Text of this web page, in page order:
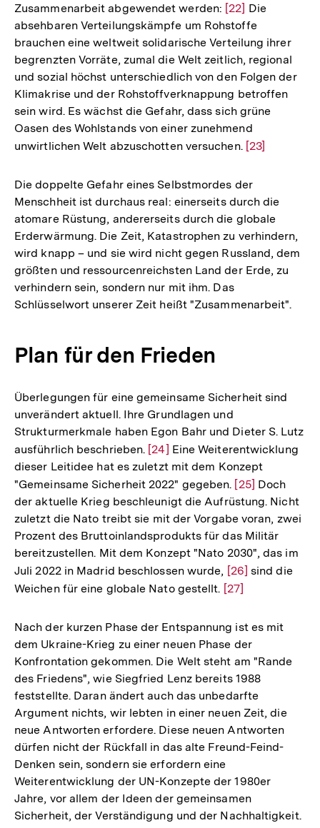
Zusammenarbeit abgewendet werden: Zur
Auflösung
der
Fußnote
[22] Die
absehbaren Verteilungskämpfe um Rohstoffe
brauchen eine weltweit solidarische Verteilung ihrer
begrenzten Vorräte, zumal die Welt zeitlich, regional
und sozial höchst unterschiedlich von den Folgen der
Klimakrise und der Rohstoffverknappung betroffen
sein wird. Es wächst die Gefahr, dass sich grüne
Oasen des Wohlstands von einer zunehmend
unwirtlichen Welt abzuschotten versuchen. Zur
der
Fußnote
[23]
Die doppelte Gefahr eines Selbstmordes der
Menschheit ist durchaus real: einerseits durch die
atomare Rüstung, andererseits durch die globale
Erderwärmung. Die Zeit, Katastrophen zu verhindern,
wird knapp – und sie wird nicht gegen Russland, dem
größten und ressourcenreichsten Land der Erde, zu
verhindern sein, sondern nur mit ihm. Das
Schlüsselwort unserer Zeit heißt "Zusammenarbeit".
Plan für den Frieden
Überlegungen für eine gemeinsame Sicherheit sind
unverändert aktuell. Ihre Grundlagen und
Strukturmerkmale haben Egon Bahr und Dieter S. Lutz
ausführlich beschrieben. Zur
Auflösung
der
Fußnote
[24] Eine Weiterentwicklung
dieser Leitidee hat es zuletzt mit dem Konzept
"Gemeinsame Sicherheit 2022" gegeben. Zur
Auflösung
der
Fußnote
[25] Doch
der aktuelle Krieg beschleunigt die Aufrüstung. Nicht
zuletzt die Nato treibt sie mit der Vorgabe voran, zwei
Prozent des Bruttoinlandsprodukts für das Militär
bereitzustellen. Mit dem Konzept "Nato 2030", das im
Juli 2022 in Madrid beschlossen wurde, Zur
Auflösung
Fußnote
[26] sind die
Weichen für eine globale Nato gestellt. Zur
der
Fußnote
[27]
Nach der kurzen Phase der Entspannung ist es mit
dem Ukraine-Krieg zu einer neuen Phase der
Konfrontation gekommen. Die Welt steht am "Rande
des Friedens", wie Siegfried Lenz bereits 1988
feststellte. Daran ändert auch das unbedarfte
Argument nichts, wir lebten in einer neuen Zeit, die
neue Antworten erfordere. Diese neuen Antworten
dürfen nicht der Rückfall in das alte Freund-Feind-
Denken sein, sondern sie erfordern eine
Weiterentwicklung der UN-Konzepte der 1980er
Jahre, vor allem der Ideen der gemeinsamen
Sicherheit, der Verständigung und der Nachhaltigkeit.
Zum